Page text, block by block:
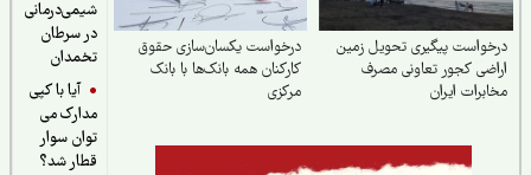
شیمی‌درمانی
در سرطان
تخمدان
آیا با کپی
مدارک می
توان سوار
قطار شد؟
پیگیری تحویل زمین
کجور تعاونی مصرف
ایران
درخواست یکسان‌سازی حقوق
کارکنان همه بانک‌ها با بانک